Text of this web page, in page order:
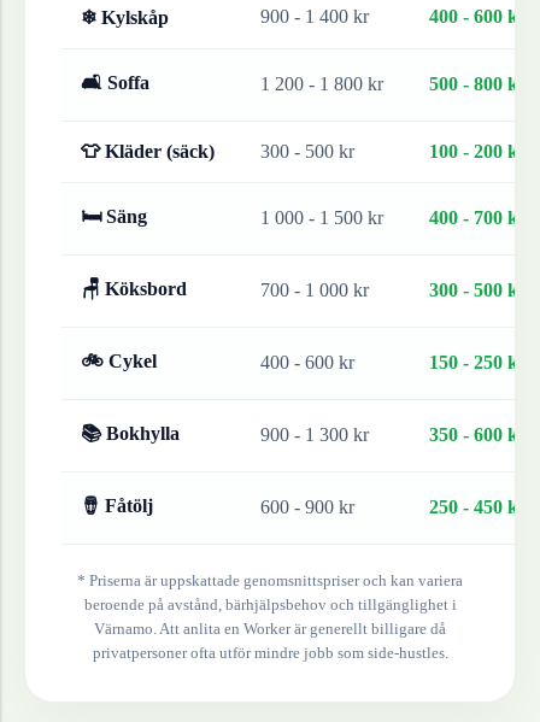
❄ Kylskåp 900 - 1 400 kr 400 - 600 kr
🛋 Soffa 1 200 - 1 800 kr 500 - 800 kr
👕 Kläder (säck) 300 - 500 kr 100 - 200 kr
🛏 Säng 1 000 - 1 500 kr 400 - 700 kr
🪑 Köksbord 700 - 1 000 kr 300 - 500 kr
🚲 Cykel 400 - 600 kr 150 - 250 kr
📚 Bokhylla 900 - 1 300 kr 350 - 600 kr
🪘 Fåtölj 600 - 900 kr 250 - 450 kr
* Priserna är uppskattade genomsnittspriser och kan variera
beroende på avstånd, bärhjälpsbehov och tillgänglighet i
Värnamo. Att anlita en Worker är generellt billigare då
privatpersoner ofta utför mindre jobb som side-hustles.